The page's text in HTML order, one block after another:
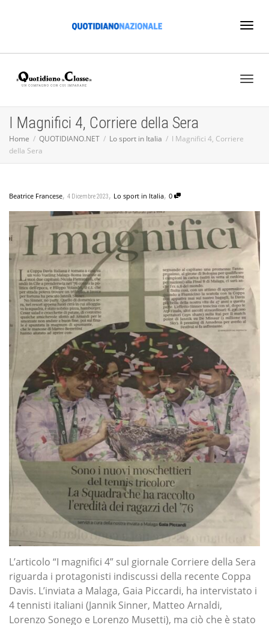
I Magnifici 4, Corriere della Sera
Home QUOTIDIANO.NET Lo sport in Italia
I Magnifici 4, Corriere
della Sera
Beatrice Francese, 4 Dicembre 2023, Lo sport in Italia, 0
L’articolo “I magnifici 4” sul giornale Corriere della Sera
riguarda i protagonisti indiscussi della recente Coppa
Davis. L’inviata a Malaga, Gaia Piccardi, ha intervistato i
4 tennisti italiani (Jannik Sinner, Matteo Arnaldi,
Lorenzo Sonego e Lorenzo Musetti), ma ciò che è stato